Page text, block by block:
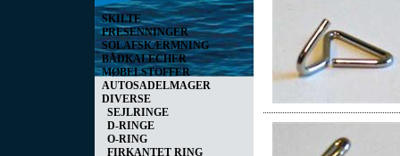
SKILTE
PRESENNINGER
SOLAFSKÆRMNING
BÅDKALECHER
MØBELSTOFFER
AUTOSADELMAGER
DIVERSE
SEJLRINGE
D-RINGE
O-RING
FIRKANTET RING